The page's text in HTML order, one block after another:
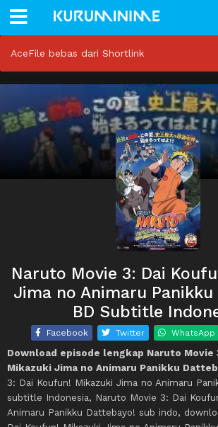
AceFile bebas dari Shortlink
Naruto Movie 3: Dai
Jima no Animaru Panikku
BD Subtitle
Facebook Twitter WhatsApp
Download episode lengkap Naruto Movie
Mikazuki Jima no Animaru Panikku
3: Dai Koufun! Mikazuki Jima no Animaru
subtitle Indonesia, Naruto Movie 3: Dai
Animaru Panikku Dattebayo! sub indo,